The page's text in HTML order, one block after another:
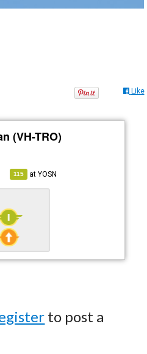
Like
(VH-TRO)
115 atYOSN
to post a